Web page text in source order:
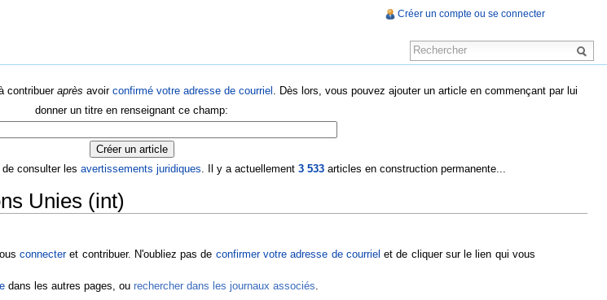
contribuer après avoir confirmé votre adresse de courriel . Dès lors, vous pouvez ajouter un article en commençant par lui
donner un titre en renseignant ce champ:
consulter les avertissements juridiques. Il y a actuellement 3 533articles en construction permanente...
Unies (int)
connecteret contribuer. N'oubliez pas de confirmer votre adresse de courriel et de cliquer sur le lien qui vous
dans les autres pages, ourechercher dans les journaux associés.
Créer un compte ou se connecter